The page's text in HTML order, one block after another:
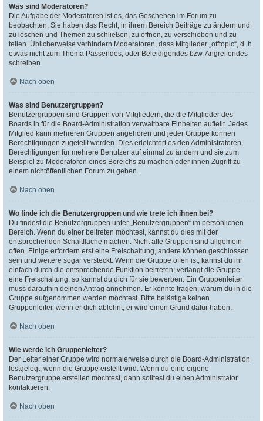
Was sind Moderatoren?
Die Aufgabe der Moderatoren ist es, das Geschehen im Forum zu
beobachten. Sie haben das Recht, in ihrem Bereich Beiträge zu ändern und
zu löschen und Themen zu schließen, zu öffnen, zu verschieben und zu
teilen. Üblicherweise verhindern Moderatoren, dass Mitglieder „offtopic“, d. h.
etwas nicht zum Thema Passendes, oder Beleidigendes bzw. Angreifendes
schreiben.
Nach oben
Was sind Benutzergruppen?
Benutzergruppen sind Gruppen von Mitgliedern, die die Mitglieder des
Boards in für die Board-Administration verwaltbare Einheiten aufteilt. Jedes
Mitglied kann mehreren Gruppen angehören und jeder Gruppe können
Berechtigungen zugeteilt werden. Dies erleichtert es den Administratoren,
Berechtigungen für mehrere Benutzer auf einmal zu ändern und sie zum
Beispiel zu Moderatoren eines Bereichs zu machen oder ihnen Zugriff zu
einem nichtöffentlichen Forum zu geben.
Nach oben
Wo finde ich die Benutzergruppen und wie trete ich ihnen bei?
Du findest die Benutzergruppen unter „Benutzergruppen“ im persönlichen
Bereich. Wenn du einer beitreten möchtest, kannst du dies mit der
entsprechenden Schaltfläche machen. Nicht alle Gruppen sind allgemein
offen. Einige erfordern erst eine Freischaltung, andere können geschlossen
sein und weitere sogar versteckt. Wenn die Gruppe offen ist, kannst du ihr
einfach durch die entsprechende Funktion beitreten; verlangt die Gruppe
eine Freischaltung, so kannst du dich für sie bewerben. Ein Gruppenleiter
muss daraufhin deinen Antrag annehmen. Er könnte fragen, warum du in die
Gruppe aufgenommen werden möchtest. Bitte belästige keinen
Gruppenleiter, wenn er dich ablehnt, er wird einen Grund dafür haben.
Nach oben
Wie werde ich Gruppenleiter?
Der Leiter einer Gruppe wird normalerweise durch die Board-Administration
festgelegt, wenn die Gruppe erstellt wird. Wenn du eine eigene
Benutzergruppe erstellen möchtest, dann solltest du einen Administrator
kontaktieren.
Nach oben